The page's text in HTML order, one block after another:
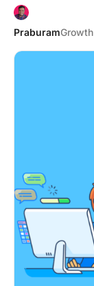
Praburam